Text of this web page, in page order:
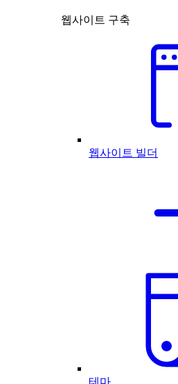
웹사이트 구축
웹사이트 빌더
테마